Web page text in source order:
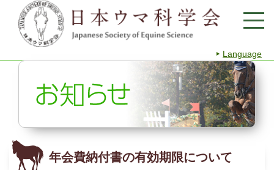
Language
年会費納付書の有効期限について